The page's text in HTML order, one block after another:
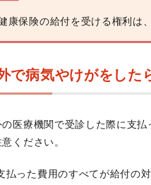
康保険の給付を受ける権利は
で病気やけがをした
の医療機関で受診した際に支
意ください。
払った費用のすべてが給付の